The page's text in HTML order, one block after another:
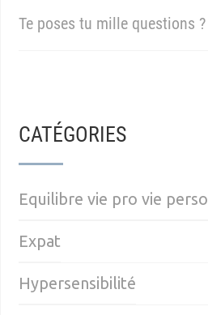
Te poses tu mille questions ?
CATÉGORIES
Equilibre vie pro vie perso
Expat
Hypersensibilité